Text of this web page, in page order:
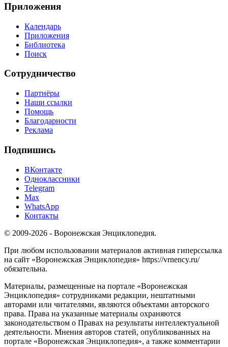
Приложения
Календарь
Приложения
Библиотека
Поиск
Сотрудничество
Партнёры
Наши ссылки
Помощь
Благодарности
Реклама
Подпишись
ВКонтакте
Одноклассники
Telegram
Max
WhatsApp
Контакты
© 2009-2026 - Воронежская Энциклопедия.
При любом использовании материалов активная гиперссылка
на сайт «Воронежская Энциклопедия» https://vrnency.ru/
обязательна.
Материалы, размещенные на портале «Воронежская
Энциклопедия» сотрудниками редакции, нештатными
авторами или читателями, являются объектами авторского
права. Права на указанные материалы охраняются
законодательством о Правах на результаты интеллектуальной
деятельности. Мнения авторов статей, опубликованных на
портале «Воронежская Энциклопедия», а также комментарии